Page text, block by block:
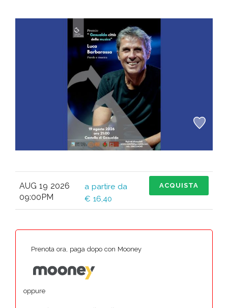
AUG 19 2026
09:00PM
a partire da
€ 16,40
ACQUISTA
Prenota ora, paga dopo con Mooney
oppure